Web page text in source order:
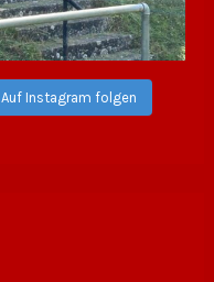
Auf Instagram folgen